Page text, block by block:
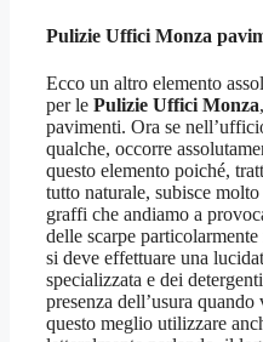
Pulizie Uffici Monza
Ecco un altro elemento
per le Pulizie Uffici Monza
pavimenti. Ora se
qualche, occorre
questo elemento poiché,
tutto naturale, subisce
graffi che andiamo a
delle scarpe
si deve effettuare una
specializzata e dei
presenza dell’usura
questo meglio utilizzare